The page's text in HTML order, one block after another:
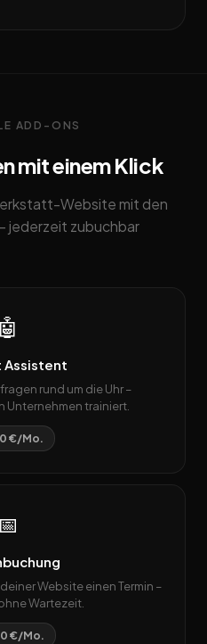
ADD-ONS
mit einem Klick
Website mit den
jederzeit zubuchbar
🤖
Assistent
rund um die Uhr –
trainiert.
€/Mo.
📅
Website einen Termin –
Wartezeit.
€/Mo.